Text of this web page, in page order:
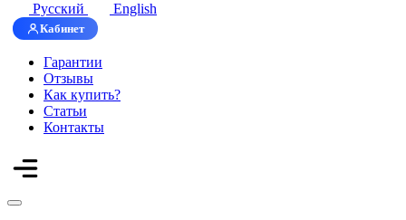
Русский
English
Кабинет
Гарантии
Отзывы
Как купить?
Статьи
Контакты